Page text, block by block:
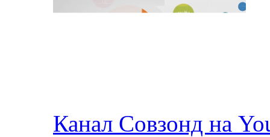
Канал Совзонд на